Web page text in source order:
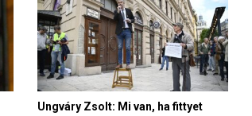
r
s
z
o
i
d
Ungváry Zsolt: Mi van, ha fittyet